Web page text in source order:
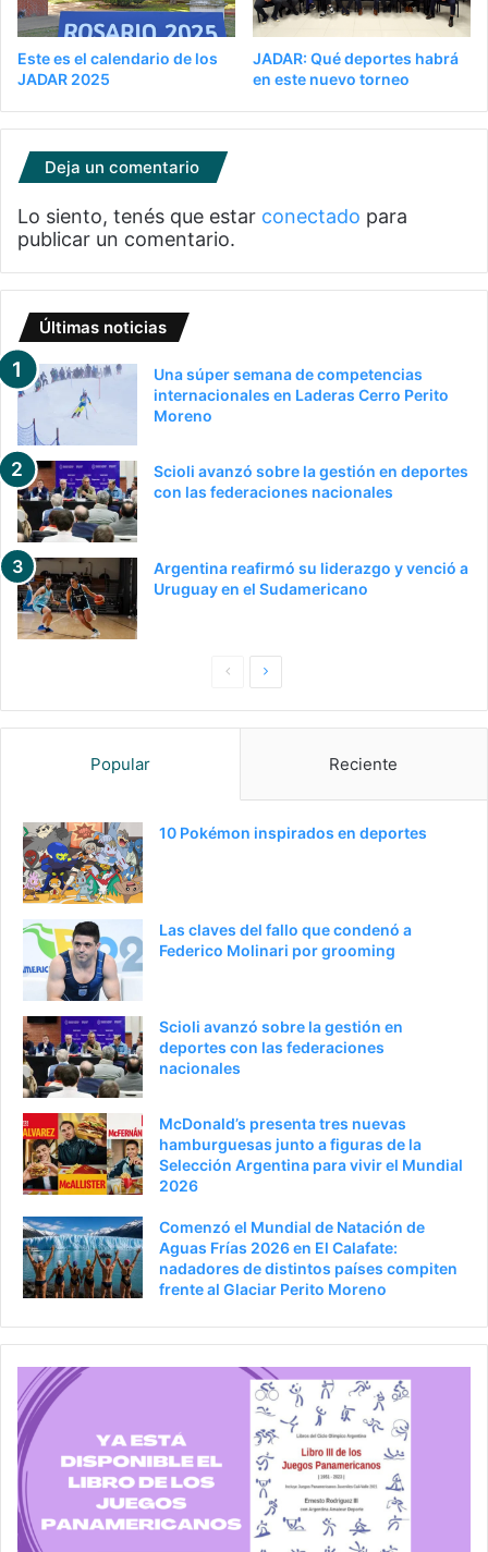
Este es el calendario de los
JADAR 2025
JADAR: Qué deportes habrá
en este nuevo torneo
Deja un comentario
Lo siento, tenés que estar conectado para
publicar un comentario.
Últimas noticias
Una súper semana de competencias
internacionales en Laderas Cerro Perito
Moreno
Scioli avanzó sobre la gestión en deportes
con las federaciones nacionales
Argentina reafirmó su liderazgo y venció a
Uruguay en el Sudamericano
PaginaSiguiente
Popular Reciente
10 Pokémon inspirados en deportes
Las claves del fallo que condenó a
Federico Molinari por grooming
Scioli avanzó sobre la gestión en
deportes con las federaciones
nacionales
McDonald’s presenta tres nuevas
hamburguesas junto a figuras de la
Selección Argentina para vivir el Mundial
2026
Comenzó el Mundial de Natación de
Aguas Frías 2026 en El Calafate:
nadadores de distintos países compiten
frente al Glaciar Perito Moreno